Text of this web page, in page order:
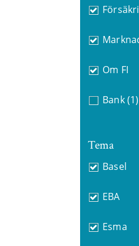
Om FI
Bank (1)
Tema
Basel
EBA
Esma